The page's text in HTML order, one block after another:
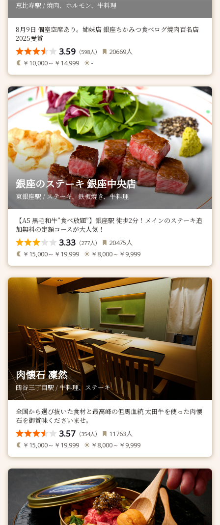
恵比寿駅 / 焼肉、ホルモン、牛料理
8月9日 個室空席あり。姉妹店 銀座ちかみつ食べログ焼肉百名店
2025受賞
3.59 （598人） 20669人
￥10,000～￥14,999 -
銀座のステーキ 銀座中央店
東銀座駅 / ステーキ、鉄板焼き、牛料理
【A5 黒毛和牛”食べ放題”】銀座駅 徒歩2分！メインのステーキ追
加無料の定額コースが大人気！
3.33 （277人） 20475人
￥15,000～￥19,999 ￥8,000～￥9,999
肉懐石 凜然
四谷三丁目駅 / 牛料理、ステーキ
全国から選び抜いた食材と最高峰の但馬血統 太田牛を使った肉懐
石を御賞味くださいませ。
3.57 （354人） 11763人
￥15,000～￥19,999 ￥8,000～￥9,999